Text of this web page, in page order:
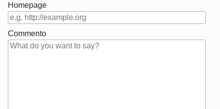
Homepage
Commento